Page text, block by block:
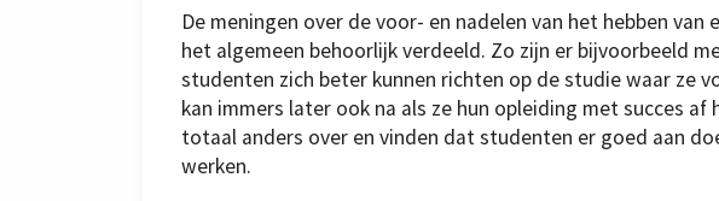
De meningen over de voor- en nadelen van het hebben
het algemeen behoorlijk verdeeld. Zo zijn er bijvoorbeeld
studenten zich beter kunnen richten op de studie waar ze
kan immers later ook na als ze hun opleiding met succes
totaal anders over en vinden dat studenten er goed aan
werken.